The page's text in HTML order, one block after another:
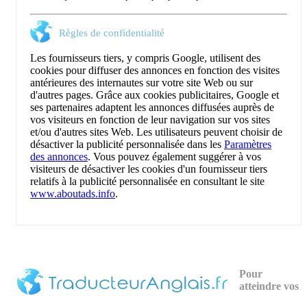
Règles de confidentialité
Les fournisseurs tiers, y compris Google, utilisent des
cookies pour diffuser des annonces en fonction des visites
antérieures des internautes sur votre site Web ou sur
d'autres pages. Grâce aux cookies publicitaires, Google et
ses partenaires adaptent les annonces diffusées auprès de
vos visiteurs en fonction de leur navigation sur vos sites
et/ou d'autres sites Web. Les utilisateurs peuvent choisir de
désactiver la publicité personnalisée dans les Paramètres
des annonces. Vous pouvez également suggérer à vos
visiteurs de désactiver les cookies d'un fournisseur tiers
relatifs à la publicité personnalisée en consultant le site
www.aboutads.info.
Pour
atteindre vos